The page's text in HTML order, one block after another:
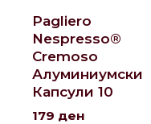
Pagliero
Nespresso®
Cremoso
Алуминиумски
Капсули 10
179 ден